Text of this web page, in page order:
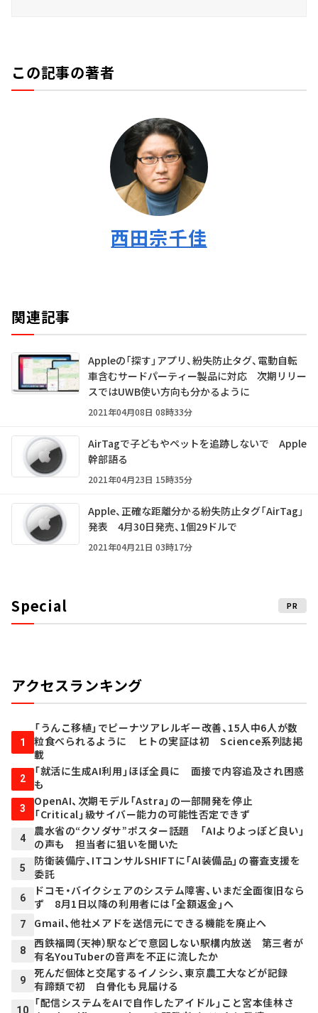
この記事の著者
西田宗千佳
関連記事
Appleの「探す」アプリ、紛失防止タグ、電動自転
車含むサードパーティー製品に対応 次期リリー
スではUWB使い方向も分かるように
2021年04月08日 08時33分
AirTagで子どもやペットを追跡しないで Apple
幹部語る
2021年04月23日 15時35分
Apple、正確な距離分かる紛失防止タグ「AirTag」
発表 4月30日発売、1個29ドルで
2021年04月21日 03時17分
Special PR
アクセスランキング
1
「うんこ移植」でピーナツアレルギー改善、15人中6人が数
粒食べられるように ヒトの実証は初 Science系列誌掲
載
2
「就活に生成AI利用」ほぼ全員に 面接で内容追及され困惑
も
3
OpenAI、次期モデル「Astra」の一部開発を停止
「Critical」級サイバー能力の可能性否定できず
4
農水省の“クソダサ”ポスター話題 「AIよりよっぽど良い」
の声も 担当者に狙いを聞いた
5
防衛装備庁、ITコンサルSHIFTに「AI装備品」の審査支援を
委託
6
ドコモ・バイクシェアのシステム障害、いまだ全面復旧なら
ず 8月1日以降の利用者には「全額返金」へ
7 Gmail、他社メアドを送信元にできる機能を廃止へ
8
西鉄福岡（天神）駅などで意図しない駅構内放送 第三者が
有名YouTuberの音声を不正に流したか
9
死んだ個体と交尾するイノシシ、東京農工大などが記録
有蹄類で初 白骨化も見届ける
10
「配信システムをAIで自作したアイドル」こと宮本佳林さ